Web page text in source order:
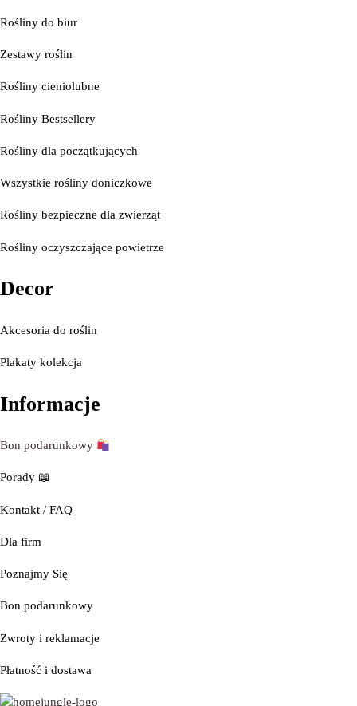
Rośliny do biur
Zestawy roślin
Rośliny cieniolubne
Rośliny Bestsellery
Rośliny dla początkujących
Wszystkie rośliny doniczkowe
Rośliny bezpieczne dla zwierząt
Rośliny oczyszczające powietrze
Decor
Akcesoria do roślin
Plakaty kolekcja
Informacje
Bon podarunkowy
Porady 📖
Kontakt / FAQ
Dla firm
Poznajmy Się
Bon podarunkowy
Zwroty i reklamacje
Płatność i dostawa